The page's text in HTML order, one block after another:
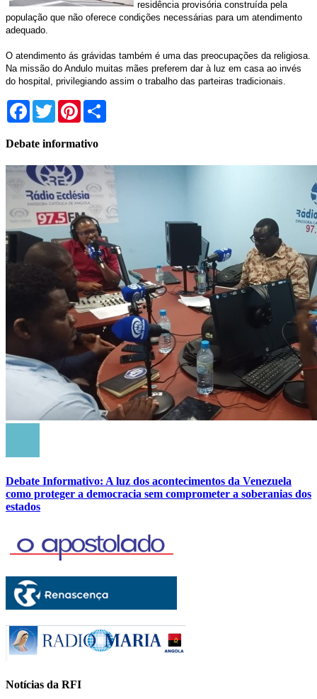
residência provisória construída pela
população que não oferece condições necessárias para um atendimento
adequado.
O atendimento ás grávidas também é uma das preocupações da religiosa.
Na missão do Andulo muitas mães preferem dar à luz em casa ao invés
do hospital, privilegiando assim o trabalho das parteiras tradicionais.
Facebook
TwitterPinterest
Debate informativo
Debate Informativo: A luz dos acontecimentos da Venezuela
como proteger a democracia sem comprometer a soberanias dos
estados
Notícias da RFI